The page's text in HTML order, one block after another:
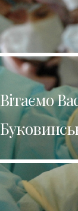
Skip to
Вітаємо